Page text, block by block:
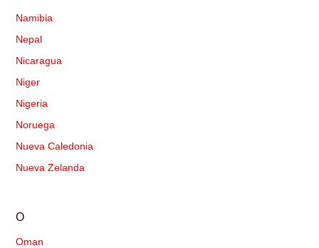
Namibia
Nepal
Nicaragua
Niger
Nigeria
Noruega
Nueva Caledonia
Nueva Zelanda
O
Oman